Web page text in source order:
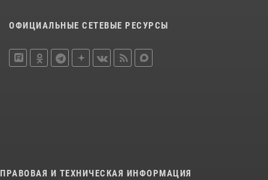
ОФИЦИАЛЬНЫЕ СЕТЕВЫЕ РЕСУРСЫ
ПРАВОВАЯ И ТЕХНИЧЕСКАЯ ИНФОРМАЦИЯ